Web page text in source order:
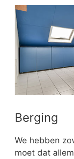
Berging
We hebben
moet dat